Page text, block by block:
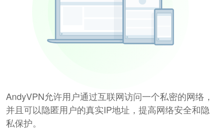
AndyVPN允许用户通过互联网访问一个私密的网络，
并且可以隐匿用户的真实IP地址，提高网络安全和隐
私保护。